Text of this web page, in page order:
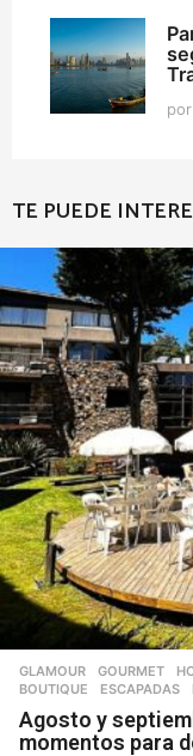
por
TE PUEDE
GLAMOUR ,GOURMET ,
BOUTIQUE
,ESCAPADAS
Agosto y
momentos para